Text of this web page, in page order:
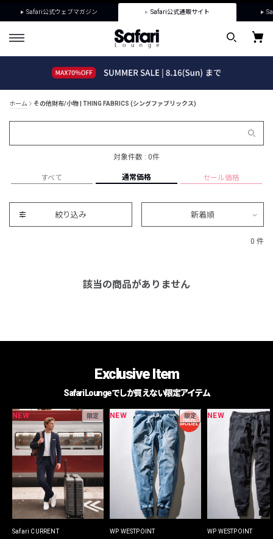
Safari公式ウェブマガジン Safari公式通販サイト
ホーム その他財布/小物 | THING FABRICS (シングファブリックス)
対象件数 : 0件
すべて 通常価格 セール価格
絞り込み 新着順
0 件
該当の商品がありません
Exclusive Item
Safari Loungeでしか買えない限定アイテム
NEW 限定
Safari CURRENT
NEW 限定
WP WESTPOINT
NEW
WP WESTPOINT